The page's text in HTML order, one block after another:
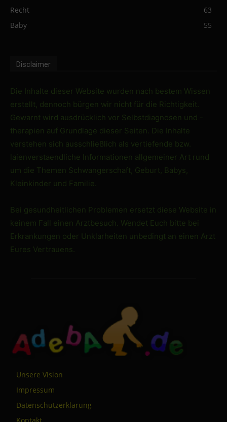
Recht
63
Baby
55
Disclaimer
Die Inhalte dieser Website wurden nach bestem Wissen
erstellt, dennoch bürgen wir nicht für die Richtigkeit.
Gewarnt wird ausdrücklich vor Selbstdiagnosen und -
therapien auf Grundlage dieser Seiten. Die Inhalte
verstehen sich ausschließlich als vertiefende bzw.
laienverstaendliche Informationen allgemeiner Art rund
um die Themen Schwangerschaft, Geburt, Babys,
Kleinkinder und Familie.
Bei gesundheitlichen Problemen ersetzt diese Website in
keinem Fall einen Arztbesuch. Wendet Euch bitte bei
Erkrankungen oder Unklarheiten unbedingt an einen Arzt
Eures Vertrauens.
Unsere Vision
Impressum
Datenschutzerklärung